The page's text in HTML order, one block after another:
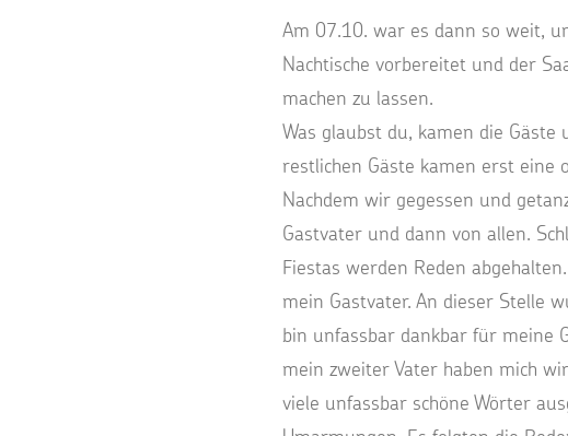
Am 07.10. war es dann so weit,
Nachtische vorbereitet und der
machen zu lassen.
Was glaubst du, kamen die
restlichen Gäste kamen erst eine
Nachdem wir gegessen und
Gastvater und dann von allen.
Fiestas werden Reden
mein Gastvater. An dieser Stelle
bin unfassbar dankbar für meine
mein zweiter Vater haben mich
viele unfassbar schöne Wörter